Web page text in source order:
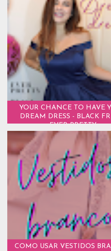
YOUR CHANCE TO HAVE
DREAM DRESS - BLACK
EVER PRETTY
COMO USAR VESTIDOS